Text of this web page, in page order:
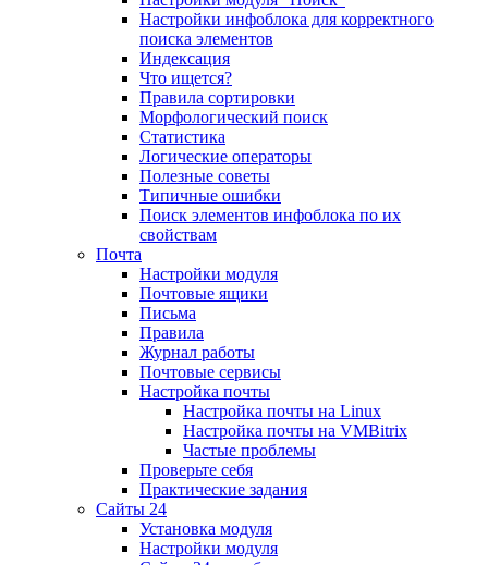
Настройки инфоблока для корректного
поиска элементов
Индексация
Что ищется?
Правила сортировки
Морфологический поиск
Статистика
Логические операторы
Полезные советы
Типичные ошибки
Поиск элементов инфоблока по их
свойствам
Почта
Настройки модуля
Почтовые ящики
Письма
Правила
Журнал работы
Почтовые сервисы
Настройка почты
Настройка почты на Linux
Настройка почты на VMBitrix
Частые проблемы
Проверьте себя
Практические задания
Сайты 24
Установка модуля
Настройки модуля